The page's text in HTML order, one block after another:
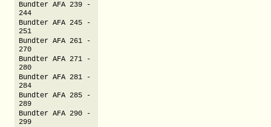
Bundter AFA 239 -
244
Bundter AFA 245 -
251
Bundter AFA 261 -
270
Bundter AFA 271 -
280
Bundter AFA 281 -
284
Bundter AFA 285 -
289
Bundter AFA 290 -
299